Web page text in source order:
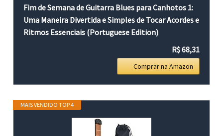
Fim de Semana de Guitarra Blues para Canhotos 1:
Uma Maneira Divertida e Simples de Tocar Acordes e
Ritmos Essenciais (Portuguese Edition)
R$ 68,31
Comprar na Amazon
MAIS VENDIDO TOP 4